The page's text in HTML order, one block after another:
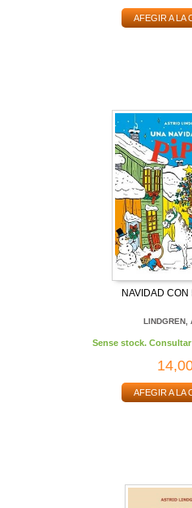
AFEGIR A LA
NAVIDAD CON
LINDGREN,
Sense stock.
AFEGIR A LA